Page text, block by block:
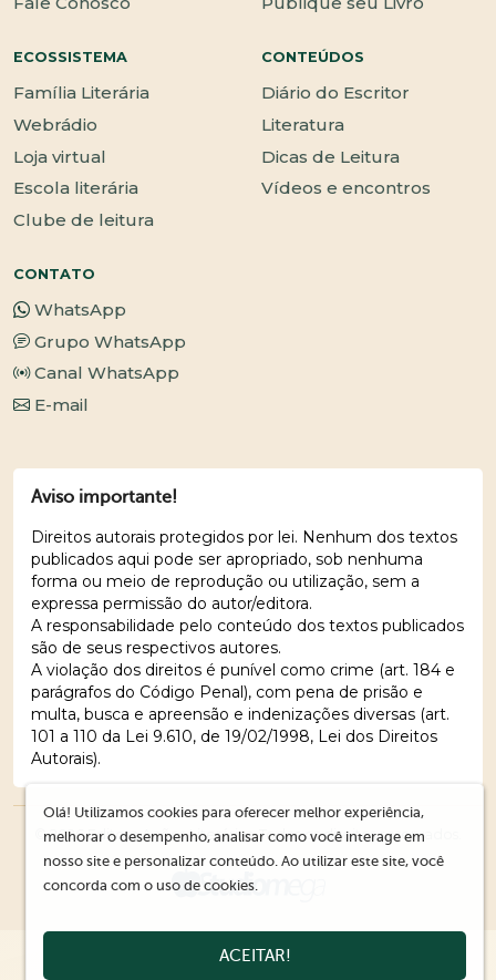
ECOSSISTEMA
Família Literária
Webrádio
Loja virtual
Escola literária
Clube de leitura
CONTEÚDOS
Diário do Escritor
Literatura
Dicas de Leitura
Vídeos e encontros
CONTATO
WhatsApp
Grupo WhatsApp
Canal WhatsApp
E-mail
Aviso importante!
Direitos autorais protegidos por lei. Nenhum dos textos
publicados aqui pode ser apropriado, sob nenhuma
forma ou meio de reprodução ou utilização, sem a
expressa permissão do autor/editora.
A responsabilidade pelo conteúdo dos textos publicados
são de seus respectivos autores.
A violação dos direitos é punível como crime (art. 184 e
parágrafos do Código Penal), com pena de prisão e
multa, busca e apreensão e indenizações diversas (art.
101 a 110 da Lei 9.610, de 19/02/1998, Lei dos Direitos
Autorais).
© 2026 Editora Ações Literárias. Todos os direitos reservados.
Olá! Utilizamos cookies para oferecer melhor experiência,
melhorar o desempenho, analisar como você interage em
nosso site e personalizar conteúdo. Ao utilizar este site, você
concorda com o uso de cookies.
ACEITAR!